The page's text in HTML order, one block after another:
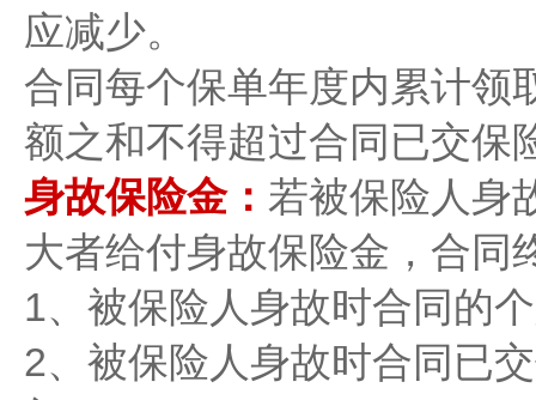
应减少。
合同每个保单年度内累计领
额之和不得超过合同已交保
身故保险金： 若被保险人身
大者给付身故保险金，合同
1、被保险人身故时合同的
2、被保险人身故时合同已